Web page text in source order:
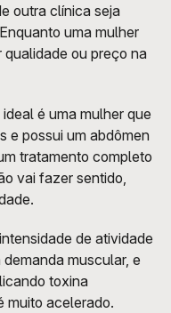
outra clínica seja
uma mulher
ou preço na
é uma mulher que
e possui um abdômen
tratamento completo
vai fazer sentido,
de atividade
muscular, e
toxina
muito acelerado.